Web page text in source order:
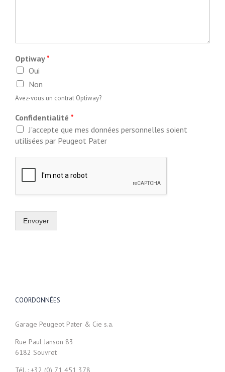
Optiway*
Oui
Non
Avez-vous un contrat Optiway?
Confidentialité *
J'accepte que mes données personnelles soient
utilisées par Peugeot Pater
Envoyer
COORDONNÉES
Garage Peugeot Pater & Cie s.a.
Rue Paul Janson 83
6182 Souvret
Tél. : +32 (0) 71 451 378